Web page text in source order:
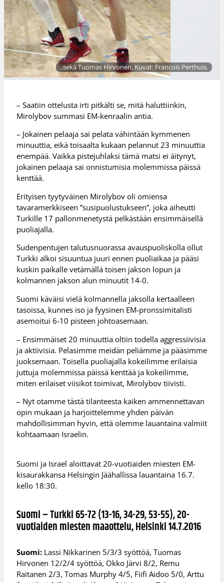
..sekä Tuomas Hirvonen. Kuvat: Francois Perthuis.
– Saatiin ottelusta irti pitkälti se, mitä haluttiinkin,
Mirolybov summasi EM-kenraalin antia.
– Jokainen pelaaja sai pelata vähintään kymmenen
minuuttia, eikä toisaalta kukaan pelannut 23 minuuttia
enempää. Vaikka pistejuhlaksi tämä matsi ei äitynyt,
jokainen pelaaja sai onnistumisia molemmissa päissä
kenttää.
Erityisen tyytyväinen Mirolybov oli omiensa
tavaramerkkiseen ”susipuolustukseen”, joka aiheutti
Turkille 17 pallonmenetystä pelkästään ensimmäisellä
puoliajalla.
Sudenpentujen talutusnuorassa avauspuoliskolla ollut
Turkki alkoi sisuuntua juuri ennen puoliaikaa ja pääsi
kuskin paikalle vetämällä toisen jakson lopun ja
kolmannen jakson alun minuutit 14-0.
Suomi käväisi vielä kolmannella jaksolla kertaalleen
tasoissa, kunnes iso ja fyysinen EM-pronssimitalisti
asemoitui 6-10 pisteen johtoasemaan.
– Ensimmäiset 20 minuuttia oltiin todella aggressiivisia
ja aktiivisia. Pelasimme meidän peliämme ja pääsimme
juoksemaan. Toisella puoliajalla kokeilimme erilaisia
juttuja molemmissa päissä kenttää ja kokeilimme,
miten erilaiset viisikot toimivat, Mirolybov tiivisti.
– Nyt otamme tästä tilanteesta kaiken ammennettavan
opin mukaan ja harjoittelemme yhden päivän
mahdollisimman hyvin, että olemme lauantaina valmiit
kohtaamaan Israelin.
Suomi ja Israel aloittavat 20-vuotiaiden miesten EM-
kisaurakkansa Helsingin Jäähallissa lauantaina 16.7.
kello 18:30.
Suomi – Turkki 65-72 (13-16, 34-29, 53-55), 20-
vuotiaiden miesten maaottelu, Helsinki 14.7.2016
Suomi: Lassi Nikkarinen 5/3/3 syöttöä, Tuomas
Hirvonen 12/2/4 syöttöä, Okko Järvi 8/2, Remu
Raitanen 2/3, Tomas Murphy 4/5, Fiifi Aidoo 5/0, Arttu